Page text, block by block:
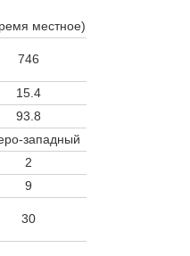
местное)
746
15.4
93.8
западный
2
9
30